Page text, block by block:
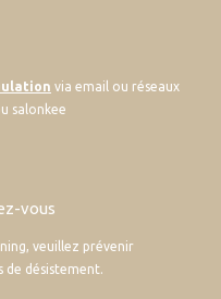
via email ou réseaux
salonkee
vous
veuillez prévenir
de désistement.